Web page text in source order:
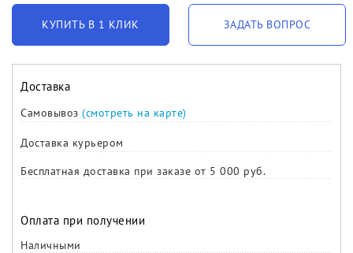
КУПИТЬ В 1 КЛИК ЗАДАТЬ ВОПРОС
Доставка
Самовывоз (смотреть на карте)
Доставка курьером
Бесплатная доставка при заказе от 5 000 руб.
Оплата при получении
Наличными